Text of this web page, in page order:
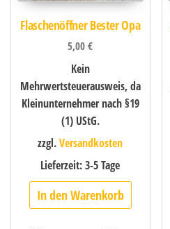
Flaschenöffner Bester Opa
5,00€
Kein
Mehrwertsteuerausweis, da
Kleinunternehmer nach §19
(1) UStG.
zzgl.Versandkosten
Lieferzeit:3-5 Tage
In den Warenkorb